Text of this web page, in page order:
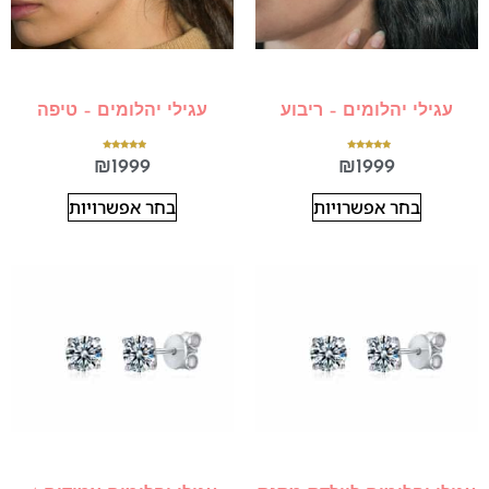
עגילי יהלומים – ריבוע
5.00
מתוך 5 ₪1999
בחר אפשרויות
עגילי יהלומים – טיפה
5.00
מתוך 5 ₪1999
בחר אפשרויות